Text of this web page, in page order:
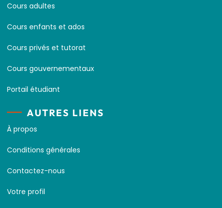
Cours adultes
Cours enfants et ados
Cours privés et tutorat
Cours gouvernementaux
Portail étudiant
AUTRES LIENS
À propos
Conditions générales
Contactez-nous
Votre profil